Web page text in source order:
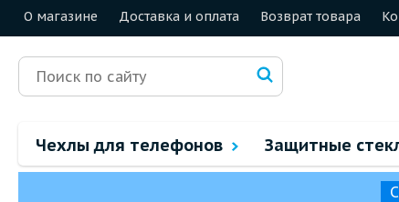
О магазине Доставка и оплата Возврат товара
Чехлы для телефонов Защитные